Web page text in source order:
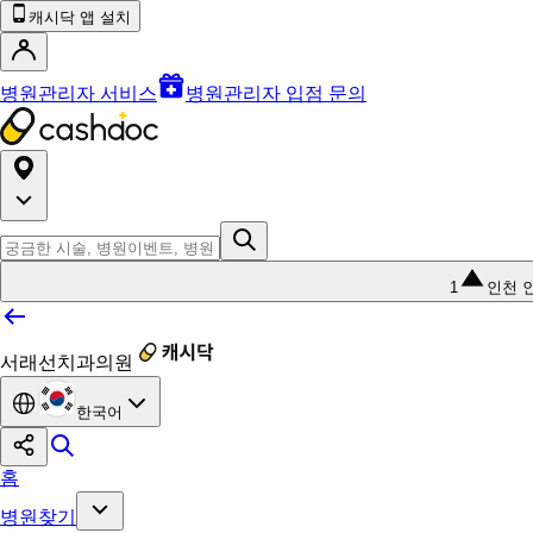
캐시닥 앱 설치
병원관리자 서비스 병원관리자 입점 문의
1 인천
서래선치과의원
한국어
홈
병원찾기